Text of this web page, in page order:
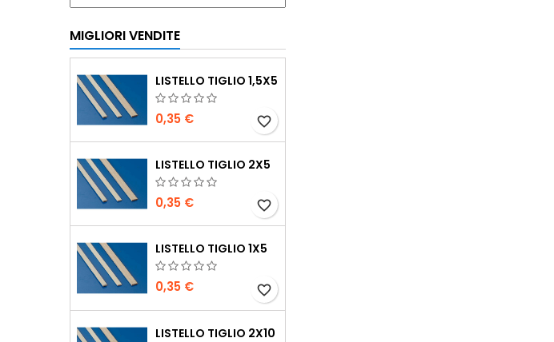
MIGLIORI VENDITE
LISTELLO TIGLIO 1,5X5
0,35 € favorite_border
LISTELLO TIGLIO 2X5
0,35 € favorite_border
LISTELLO TIGLIO 1X5
0,35 € favorite_border
LISTELLO TIGLIO 2X10